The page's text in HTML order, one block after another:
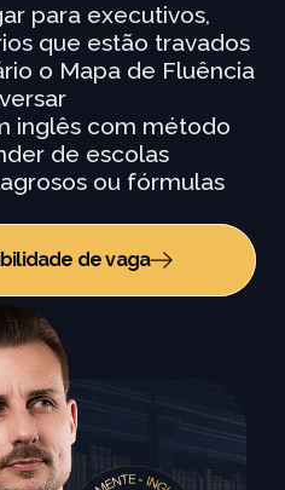
para executivos,
que estão travados
o Mapa de Fluência
inglês com método
de escolas
ou fórmulas
de vaga